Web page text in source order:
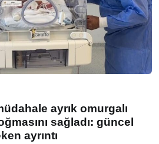
ayrık omurgalı
sağladı: güncel
ayrıntı